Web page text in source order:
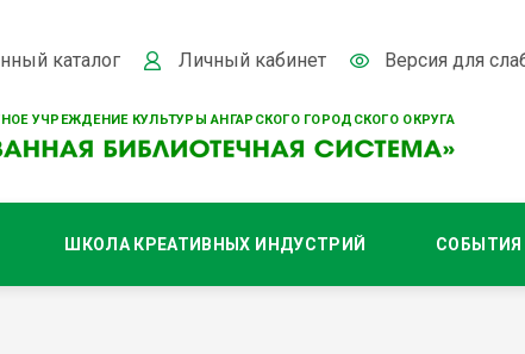
УЧРЕЖДЕНИЕ КУЛЬТУРЫ АНГАРСКОГО ГОРОДСКОГО ОКРУГА
каталог Личный кабинет Версия для
ШКОЛА КРЕАТИВНЫХ ИНДУСТРИЙ СОБЫТИЯ